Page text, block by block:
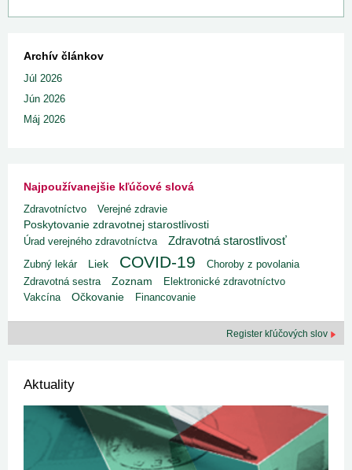
Archív článkov
Júl 2026
Jún 2026
Máj 2026
Najpoužívanejšie kľúčové slová
Zdravotníctvo Verejné zdravie
Poskytovanie zdravotnej starostlivosti
Úrad verejného zdravotníctva Zdravotná starostlivosť
Zubný lekár Liek COVID-19
Choroby z povolania
Zdravotná sestra
Zoznam
Elektronické zdravotníctvo
Vakcína
Očkovanie Financovanie
Register kľúčových slov
Aktuality